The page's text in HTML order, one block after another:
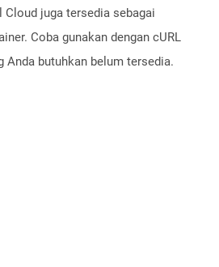
Cloud juga tersedia sebagai
Coba gunakan dengan cURL
Anda butuhkan belum tersedia.